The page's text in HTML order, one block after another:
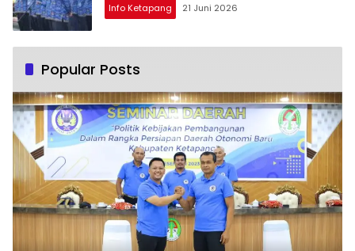
Info Ketapang 21 Juni 2026
Popular Posts